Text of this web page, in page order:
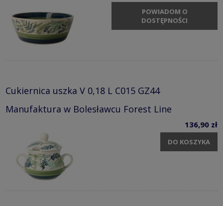
POWIADOM O
DOSTĘPNOŚCI
Cukiernica uszka V 0,18 L C015 GZ44
Manufaktura w Bolesławcu Forest Line
136,90 zł
DO KOSZYKA